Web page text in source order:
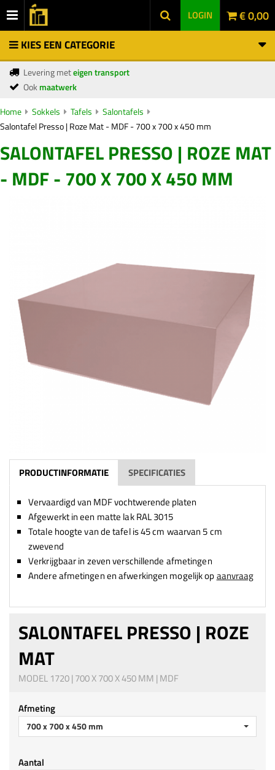
LOGIN € 0,00
KIES EEN CATEGORIE
Levering meteigen transport
Ookmaatwerk
Home Sokkels Tafels
Salontafels
Salontafel Presso | Roze Mat - MDF - 700 x 700 x 450 mm
SALONTAFEL PRESSO | ROZE MAT
- MDF - 700 X 700 X 450 MM
PRODUCTINFORMATIE SPECIFICATIES
Vervaardigd van MDF vochtwerende platen
Afgewerkt in een matte lak RAL 3015
Totale hoogte van de tafel is 45 cm waarvan 5 cm
zwevend
Verkrijgbaar in zeven verschillende afmetingen
Andere afmetingen en afwerkingen mogelijk opaanvraag
SALONTAFEL PRESSO | ROZE
MAT
MODEL 1720 | 700 X 700 X 450 MM | MDF
Afmeting
700 x 700 x 450 mm
Aantal